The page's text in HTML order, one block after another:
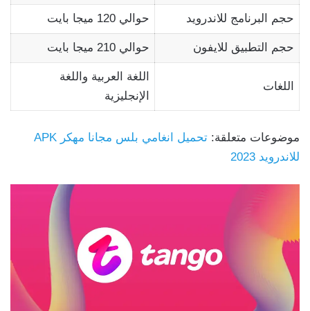
حجم البرنامج للاندرويد حوالي 120 ميجا بايت
حجم التطبيق للايفون حوالي 210 ميجا بايت
اللغات
اللغة العربية واللغة
الإنجليزية
موضوعات متعلقة:
تحميل انغامي بلس مجانا مهكر APK
للاندرويد 2023